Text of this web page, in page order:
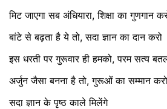
मिट जाएगा सब अंधियारा, शिक्षा का गुणगान
बांटे से बढ़ता है ये तो, सदा ज्ञान का दान करो
इस धरती पर गुरूवार ही हमको, परम सत्य
अर्जुन जैसा बनना है तो, गुरूओं का सम्मान करो
सदा ज्ञान के पृष्ठ काले मिलेंगे